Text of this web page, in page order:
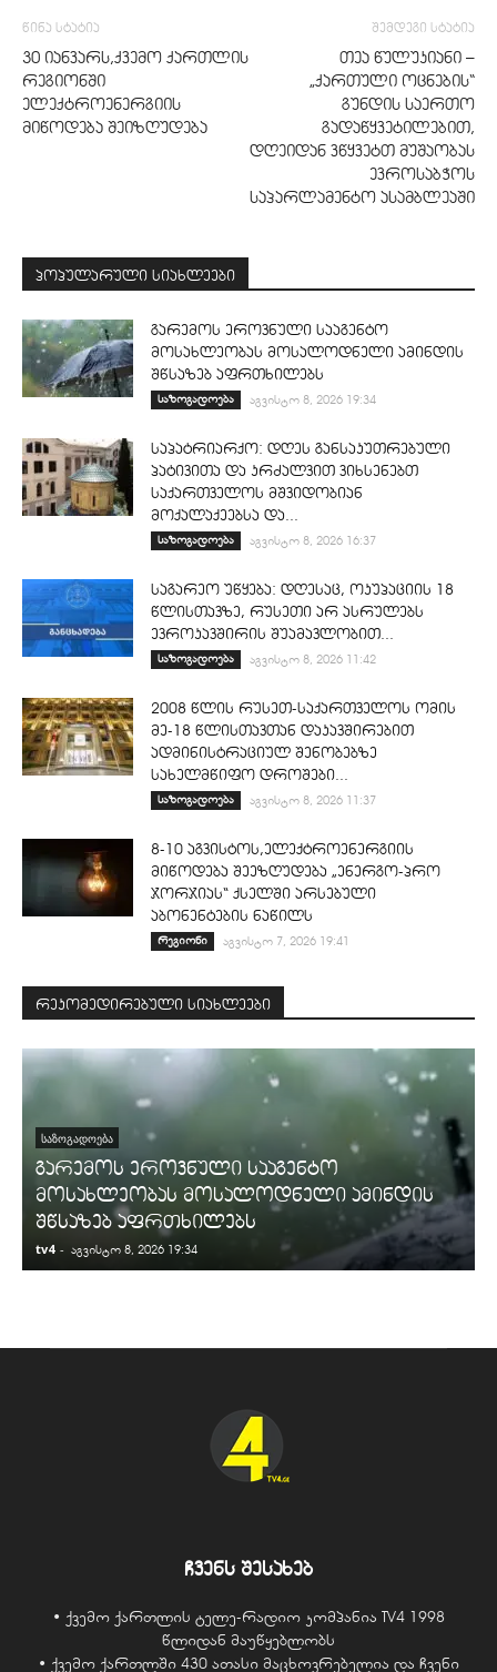
წინა სტატია
30 იანვარს,ქვემო ქართლის
რეგიონში
ელექტროენერგიის
მიწოდება შეიზღუდება
შემდეგი სტატია
თეა წულუკიანი –
„ქართული ოცნების“
გუნდის საერთო
გადაწყვეტილებით,
დღეიდან ვწყვეტთ მუშაობას
ევროსაბჭოს
საპარლამენტო ასამბლეაში
პოპულარული სიახლეები
გარემოს ეროვნული სააგენტო
მოსახლეობას მოსალოდნელი ამინდის
შწსაზებ აფრთხილებს
საზოგადოება აგვისტო 8, 2026 19:34
საპატრიარქო: დღეს განსაკუთრებული
პატივითა და კრძალვით ვიხსენებთ
საქართველოს მშვიდობიან
მოქალაქეებსა და...
საზოგადოება აგვისტო 8, 2026 16:37
საგარეო უწყება: დღესაც, ოკუპაციის 18
წლისთავზე, რუსეთი არ ასრულებს
ევროკავშირის შუამავლობით...
საზოგადოება აგვისტო 8, 2026 11:42
2008 წლის რუსეთ-საქართველოს ომის
მე-18 წლისთავთან დაკავშირებით
ადმინისტრაციულ შენობებზე
სახელმწიფო დროშები...
საზოგადოება აგვისტო 8, 2026 11:37
8-10 აგვისტოს,ელექტროენერგიის
მიწოდება შეეზღუდება „ენერგო-პრო
ჯორჯიას“ ქსელში არსებული
აბონენტების ნაწილს
რეგიონი აგვისტო 7, 2026 19:41
რეკომედირებული სიახლეები
ᲡᲐᲖᲝᲒᲐᲓᲝᲔᲑᲐ
გარემოს ეროვნული სააგენტო
მოსახლეობას მოსალოდნელი ამინდის
შწსაზებ აფრთხილებს
tv4 - აგვისტო 8, 2026 19:34
ჩვენს შესახებ
• ქვემო ქართლის ტელე-რადიო კომპანია TV4 1998
წლიდან მაუწყებლობს
• ქვემო ქართლში 430 ათასი მაცხოვრებელია და ჩვენი